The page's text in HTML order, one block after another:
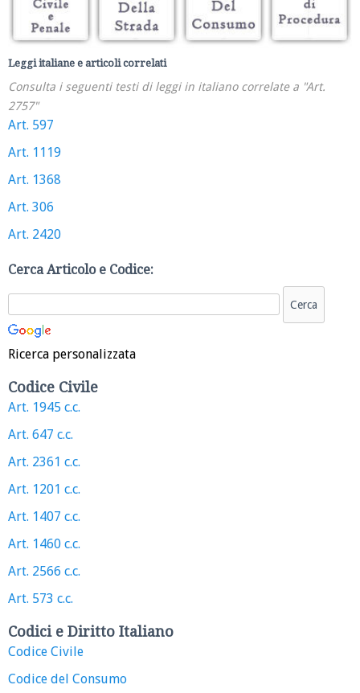
Leggi italiane e articoli correlati
Consulta i seguenti testi di leggi in italiano correlate a "Art.
2757"
Art. 597
Art. 1119
Art. 1368
Art. 306
Art. 2420
Cerca Articolo e Codice:
Ricerca personalizzata
Codice Civile
Art. 1945 c.c.
Art. 647 c.c.
Art. 2361 c.c.
Art. 1201 c.c.
Art. 1407 c.c.
Art. 1460 c.c.
Art. 2566 c.c.
Art. 573 c.c.
Codici e Diritto Italiano
Codice Civile
Codice del Consumo